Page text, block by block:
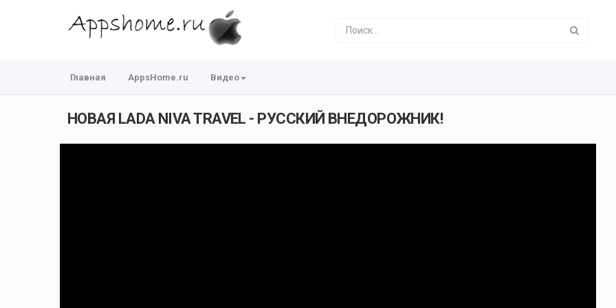
Главная AppsHome.ru Видео
НОВАЯ LADA NIVA TRAVEL - РУССКИЙ ВНЕДОРОЖНИК!